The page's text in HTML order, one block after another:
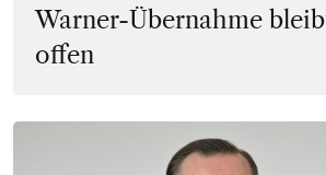
Warner-Übernahme
offen